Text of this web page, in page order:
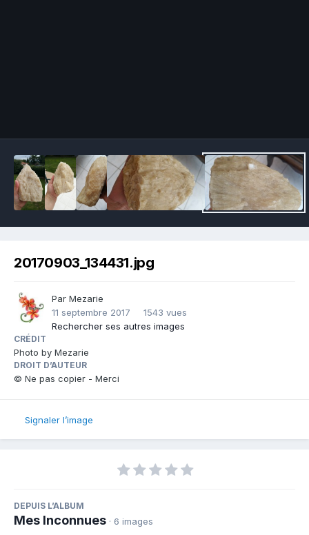
20170903_134431.jpg
Par Mezarie
11 septembre 2017
1543 vues
Rechercher ses autres images
CRÉDIT
Photo by Mezarie
DROIT D’AUTEUR
© Ne pas copier - Merci
Signaler l’image
DEPUIS L’ALBUM
Mes Inconnues · 6 images